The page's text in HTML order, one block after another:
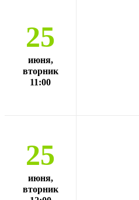
25
июня,
вторник
11:00
25
июня,
вторник